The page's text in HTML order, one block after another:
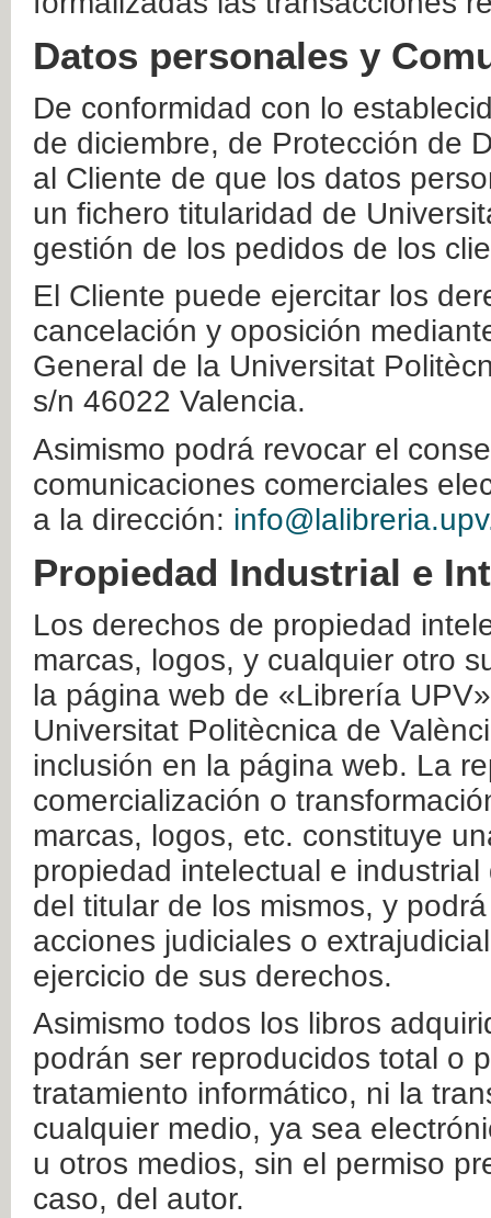
Datos personales y
De conformidad con lo
de diciembre, de Protección de
al Cliente de que los datos
un fichero titularidad de
gestión de los pedidos de los
El Cliente puede ejercitar los
cancelación y oposición
General de la Universitat
s/n 46022 Valencia.
Asimismo podrá revocar el
comunicaciones comerciales
a la dirección:
Propiedad Industrial e
Los derechos de propiedad
marcas, logos, y cualquier otro
la página web de «Librería
Universitat Politècnica de
inclusión en la página web. La
comercialización o
marcas, logos, etc. constituye
propiedad intelectual e
del titular de los mismos, y
acciones judiciales o
ejercicio de sus derechos.
Asimismo todos los libros
podrán ser reproducidos total o
tratamiento informático, ni la
cualquier medio, ya sea
u otros medios, sin el permiso
caso, del autor.